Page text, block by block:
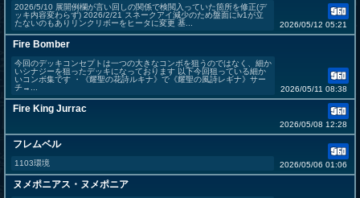
2026/5/10 展開例欄が言い回しの関係で検閲入っていた箇所を修正(デ
ッキ内容変わらず) 2026/2/21 スネークアイ減少のため盤面にlv1が立
たないのもありリンクリボーをヒータに変更 基...
2026/05/12 05:21
Fire Bomber
今回のデッキコンセプトは一つの大きなコンボを狙うのではなく、細か
いシナジーを狙ったデッキになっております 以下今回狙っている細か
いコンボ集です ・《耀聖の花詩ルキナ》で《耀聖の風詩レギナ》サー
チ→...
2026/05/11 08:38
Fire King Jurrac
2026/05/08 12:28
フレムベル
1103環境 2026/05/06 01:06
ヌメポニアス・ヌメポニア